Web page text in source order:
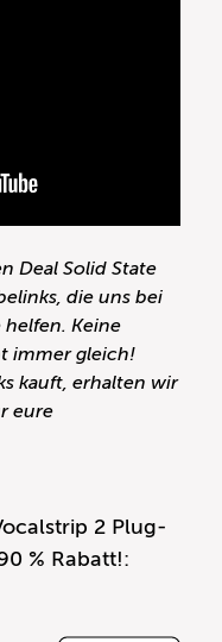
Deal Solid State
die uns bei
helfen. Keine
immer gleich!
kauft, erhalten wir
eure
2 Plug-
% Rabatt!: